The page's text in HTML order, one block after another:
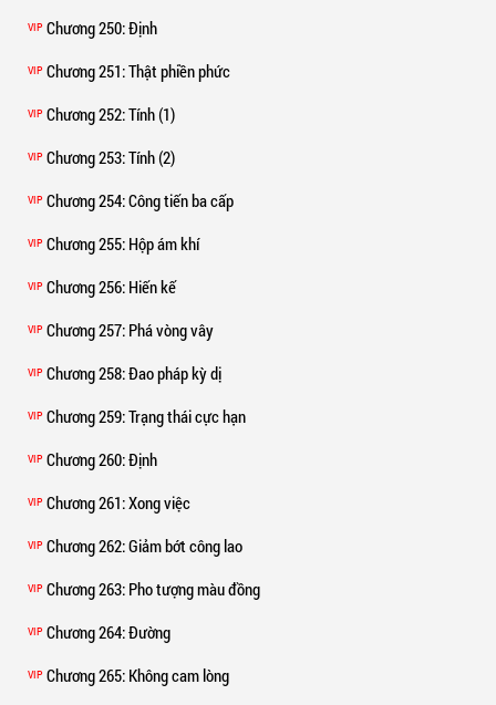
VIP Chương 250: Định
VIP Chương 251: Thật phiền phức
VIP Chương 252: Tính (1)
VIP Chương 253: Tính (2)
VIP Chương 254: Công tiến ba cấp
VIP Chương 255: Hộp ám khí
VIP Chương 256: Hiến kế
VIP Chương 257: Phá vòng vây
VIP Chương 258: Đao pháp kỳ dị
VIP Chương 259: Trạng thái cực hạn
VIP Chương 260: Định
VIP Chương 261: Xong việc
VIP Chương 262: Giảm bớt công lao
VIP Chương 263: Pho tượng màu đồng
VIP Chương 264: Đường
VIP Chương 265: Không cam lòng